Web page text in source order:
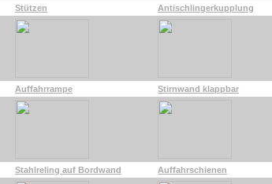
Stützen Antischlingerkupplung
Auffahrrampe Stirnwand klappbar
Stahlreling auf Bordwand Auffahrschienen